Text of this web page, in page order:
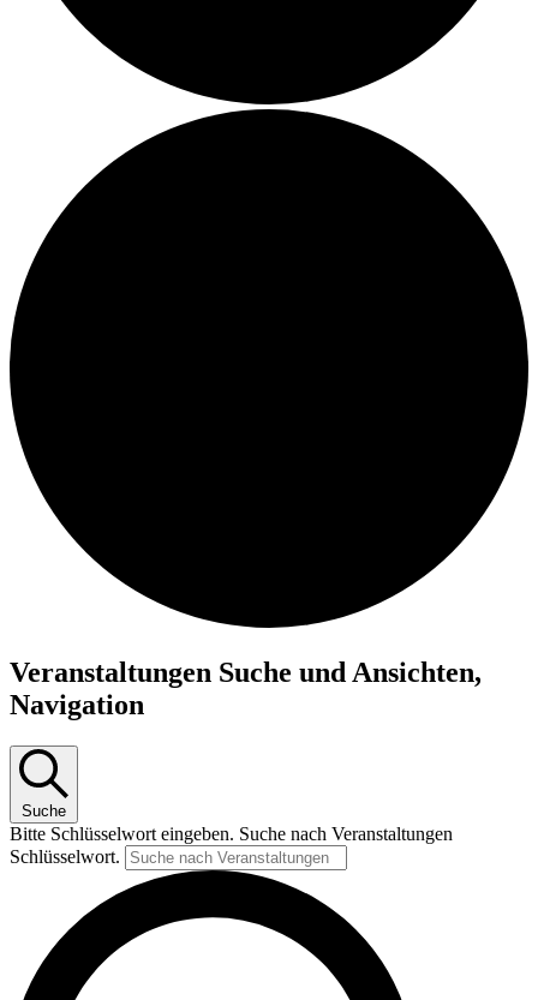
Veranstaltungen
Veranstaltungen Suche und Ansichten,
Navigation
Suche
Bitte Schlüsselwort eingeben. Suche nach Veranstaltungen
Schlüsselwort.